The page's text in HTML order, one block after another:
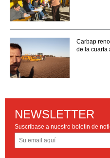
Carbap
de la cuarta
NEWSLETTER
Suscríbase a nuestro boletín de